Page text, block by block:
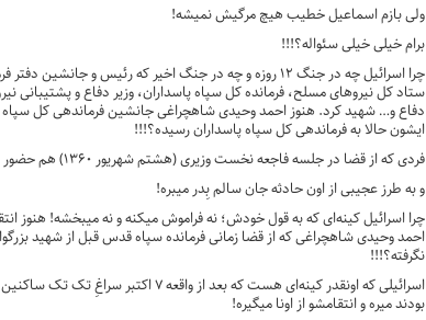
ولی بازم اسماعیل خطیب هیچ مرگیش نمیشه!
برام خیلی خیلی سئواله؟!!!
چرا اسرائیل چه در جنگ ۱۲ روزه و چه در جنگ اخیر که رئیس و
ستاد کل نیرو‌های مسلح، فرمانده کل سپاه پاسداران، وزیر دفاع و پشتیبانی
دفاع و… شهید کرد. هنوز احمد وحیدی شاهچراغی جانشین فرماندهی کل سپاه
ایشون حالا به فرماندهی کل سپاه پاسداران رسیده‌؟!!!
فردی که از قضا در جلسه فاجعه نخست وزیری (هشتم شهریور ۱۳۶۰) هم حضور داشت! ولی اون سَرِ میز!!!
و به طرز عجیبی از اون حادثه جان سالم بِدر میبره!
چرا اسرائیل کینه‌ای که به قول خودش؛ نه فراموش میکنه و نه میبخشه! هنوز
احمد وحیدی شاهچراغی که از قضا زمانی فرمانده سپاه قدس قبل از شهید
نگرفته؟!!!
اسرائیلی که اونقدر کینه‌ای هست که بعد از واقعه
بودند میره و انتقامشو از اونا میگیره!